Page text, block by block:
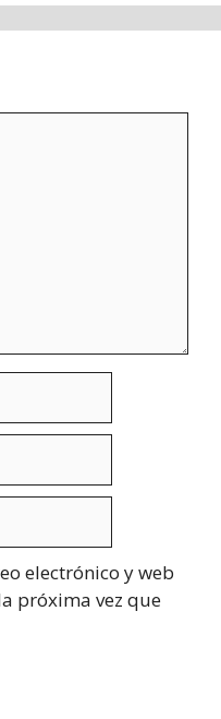
electrónico y web
próxima vez que